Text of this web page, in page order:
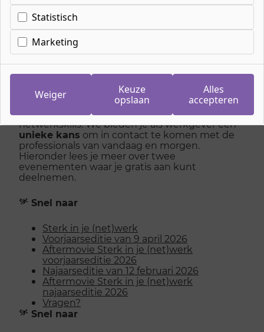
Samen netwerken
uitdagend onderwijs, maar zorgen er ook voor
dat onze studenten klaar zijn om de
arbeidsmarkt te betreden met essentiële
netwerkskills. We bieden je als werkgever een
unieke kans om in contact te komen met de
professionals van vandaag en morgen.
Hieronder lees je meer over twee
evenementen waar je gratis aan kunt
deelnemen.
Snel naar
Sterk in je (net)werk
Voorjaarseditie van 9 april 2026
Aftermovie Sterk in je (net)werk
voorjaarseditie 2026
Najaarseditie van 12 februari 2026
Aftermovie Sterk in je (net)werk
najaarseditie 2026
Vragen?
Snel naar
Statistisch
Marketing
Weiger
Keuze
opslaan
Alles
accepteren